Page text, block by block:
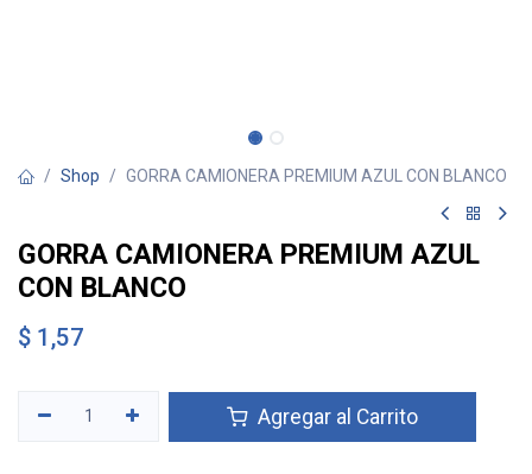
Shop GORRA CAMIONERA PREMIUM AZUL CON BLANCO
GORRA CAMIONERA PREMIUM AZUL
CON BLANCO
$ 1,57
Agregar al Carrito